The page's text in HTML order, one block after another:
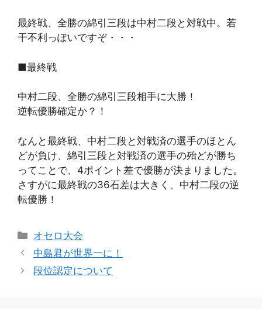
最終戦、全勝の綿引三段は中村二段と対戦中。若
干不利っぽいですぞ・・・
■最終戦
中村二段、全勝の綿引三段相手に大勝！
逆転優勝確定か？！
なんと最終戦、中村二段と対戦済の選手のほとん
どが負け、綿引三段と対戦済の選手の殆どが勝ち
ってことで、4ポイント差で優勝が決まりました。
さすがに最終戦の36石差は大きく、中村二段の逆
転優勝！
カ
テ
リ
オセロ大会
中島君が世界一に！
段位認定について